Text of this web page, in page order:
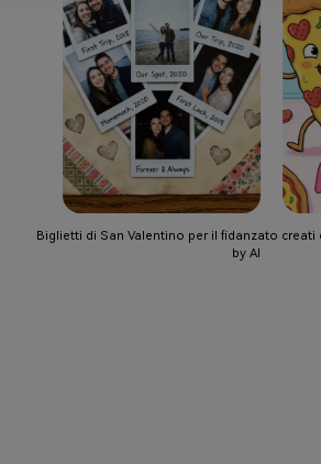
Biglietti di San Valentino per il fidanzato
by AI